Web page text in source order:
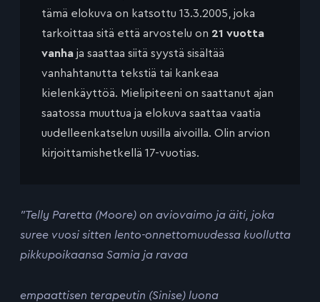
tämä elokuva on katsottu 13.3.2005, joka
tarkoittaa sitä että arvostelu on 21 vuotta
vanha ja saattaa siitä syystä sisältää
vanhahtanutta tekstiä tai kankeaa
kielenkäyttöä. Mielipiteeni on saattanut ajan
saatossa muuttua ja elokuva saattaa vaatia
uudelleenkatselun uusilla aivoilla. Olin arvion
kirjoittamishetkellä 17-vuotias.
”Telly Paretta (Moore) on aviovaimo ja äiti, joka
suree vuosi sitten lento-onnettomuudessa kuollutta
pikkupoikaansa Samia ja ravaa
empaattisen terapeutin (Sinise) luona